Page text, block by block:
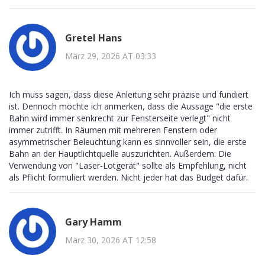
Gretel Hans
März 29, 2026 AT 03:33
Ich muss sagen, dass diese Anleitung sehr präzise und fundiert
ist. Dennoch möchte ich anmerken, dass die Aussage "die erste
Bahn wird immer senkrecht zur Fensterseite verlegt" nicht
immer zutrifft. In Räumen mit mehreren Fenstern oder
asymmetrischer Beleuchtung kann es sinnvoller sein, die erste
Bahn an der Hauptlichtquelle auszurichten. Außerdem: Die
Verwendung von "Laser-Lotgerät" sollte als Empfehlung, nicht
als Pflicht formuliert werden. Nicht jeder hat das Budget dafür.
Gary Hamm
März 30, 2026 AT 12:58